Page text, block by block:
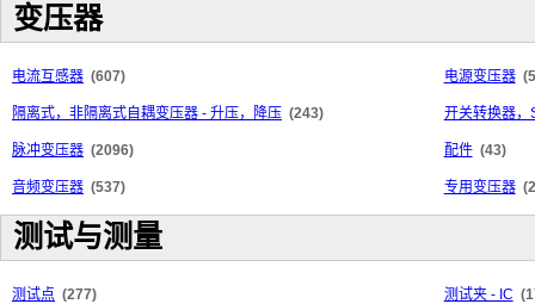
变压器
电流互感器 (607) 电源变压器
隔离式，非隔离式自耦变压器 - 升压，降压 (243) 开关转换器，
脉冲变压器 (2096) 配件 (43)
音频变压器 (537) 专用变压器
测试与测量
测试点 (277) 测试夹 - IC